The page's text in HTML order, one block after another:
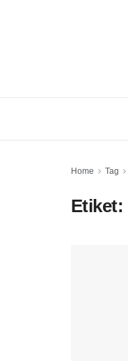
Home Tag
Etiket: